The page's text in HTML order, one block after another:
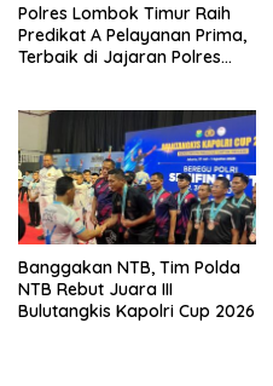
Polres Lombok Timur Raih
Predikat A Pelayanan Prima,
Terbaik di Jajaran Polres
Banggakan NTB, Tim Polda
NTB Rebut Juara III
Bulutangkis Kapolri Cup 2026